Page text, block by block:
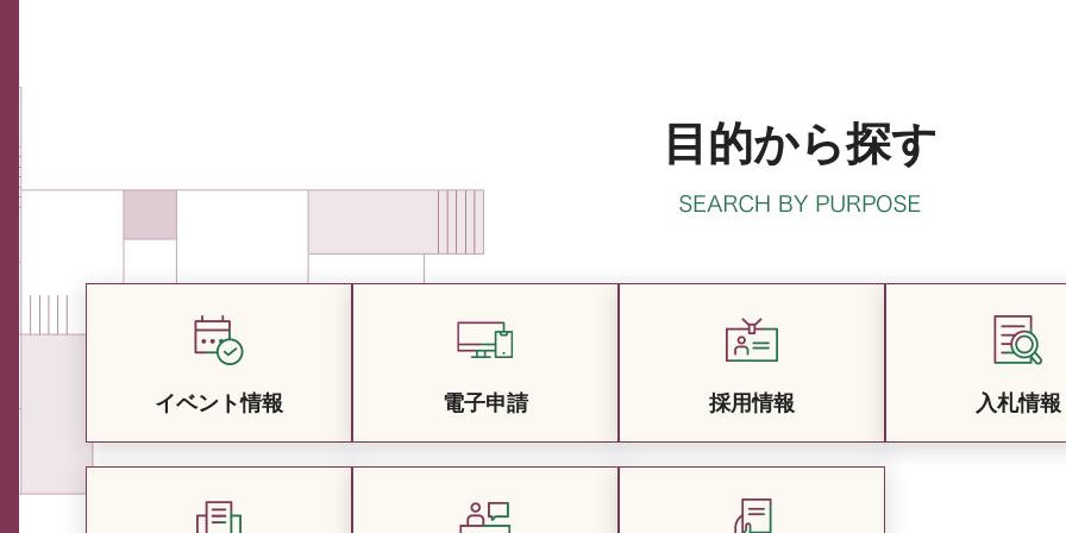
目的から探す
イベント情報 電子申請 採用情報 入札情報